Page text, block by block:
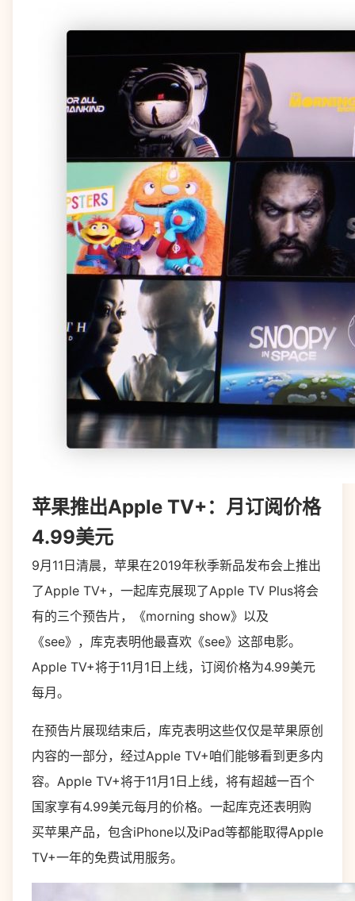
苹果推出Apple TV+：月订阅价格
4.99美元
9月11日清晨，苹果在2019年秋季新品发布会上推出
了Apple TV+，一起库克展现了Apple TV Plus将会
有的三个预告片，《morning show》以及
《see》，库克表明他最喜欢《see》这部电影。
Apple TV+将于11月1日上线，订阅价格为4.99美元
每月。
在预告片展现结束后，库克表明这些仅仅是苹果原创
内容的一部分，经过Apple TV+咱们能够看到更多内
容。Apple TV+将于11月1日上线，将有超越一百个
国家享有4.99美元每月的价格。一起库克还表明购
买苹果产品，包含iPhone以及iPad等都能取得Apple
TV+一年的免费试用服务。